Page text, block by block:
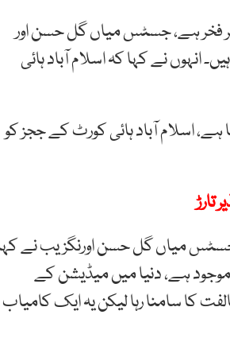
فخر ہے، جسٹس میاں گل حسن اور
نے کہا کہ اسلام آباد ہائی
اسلام آباد ہائی کورٹ کے ججز کو
تارڑ
میاں گل حسن اورنگزیب نے
ہے، دنیا میں میڈیشن کے
کا سامنا رہا لیکن یہ ایک کامیاب